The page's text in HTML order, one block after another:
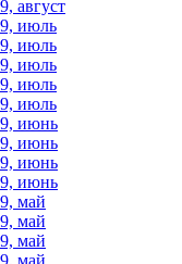
август
июль
июль
июль
июль
июль
июнь
июнь
июнь
июнь
май
май
май
май